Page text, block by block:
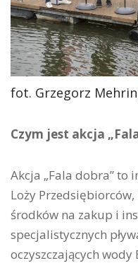
fot. Grzegorz
Czym jest akcja
Akcja „Fala dobra” to
Loży
środków na zakup i
specjalistycznych
oczyszczających wody